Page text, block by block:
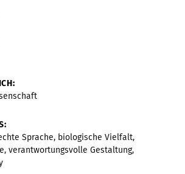
Sprache, biologische Vielfalt,
verantwortungsvolle Gestaltung,